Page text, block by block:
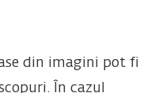
din imagini pot fi
În cazul